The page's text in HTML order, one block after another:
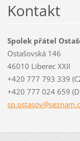
Kontakt
Spolek přátel
Ostašovská 146
46010 Liberec XXII
+420 777 793 339
+420 777 024 659
sp.ostasov@sezna